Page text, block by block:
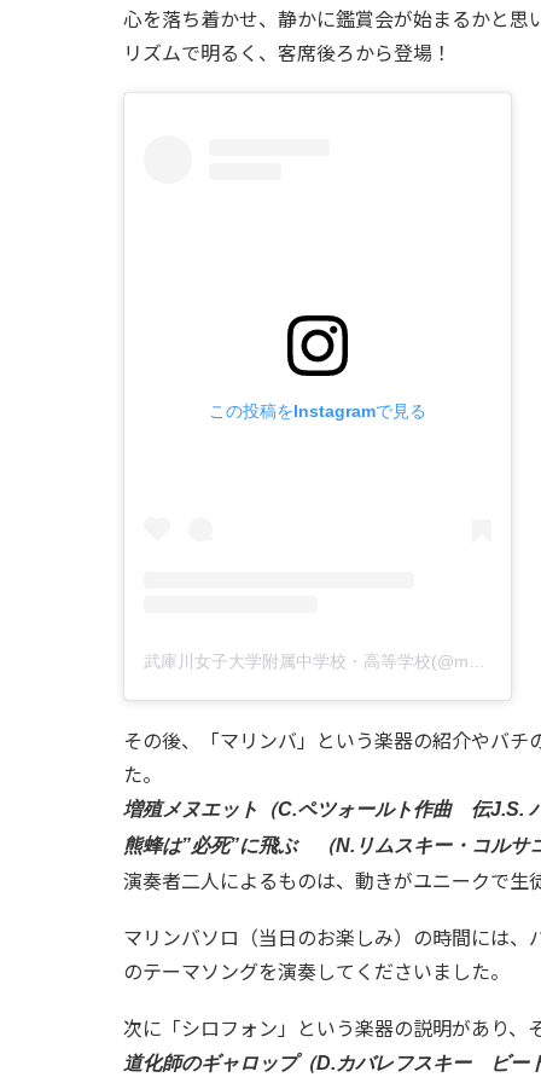
心を落ち着かせ、静かに鑑賞会が始まるかと
リズムで明るく、客席後ろから登場！
この投稿をInstagramで見る
その後、「マリンバ」という楽器の紹介やバ
た。
増殖メヌエット（C.ペツォールト作曲 伝J.S.
熊蜂は”必死”に飛ぶ （N.リムスキー・コル
演奏者二人によるものは、動きがユニークで生
マリンバソロ（当日のお楽しみ）の時間には
のテーマソングを演奏してくださいました。
次に「シロフォン」という楽器の説明があり
道化師のギャロップ（D.カバレフスキー ビー